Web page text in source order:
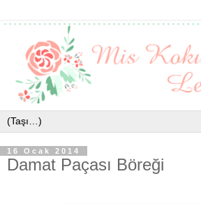
16 Ocak 2014
Damat Paçası Böreği